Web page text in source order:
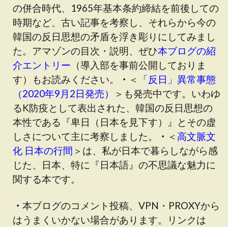
の併合時代、1965年基本条約締結を前後しての
時期など、古い記事を考察し、それらから今の
韓国の反日思想の矛盾を浮き彫りにしてみまし
た。アマゾンの目次・説明、ぜひ本ブログの紹
介エントリー （導入部を事前公開しておりま
す）もお読みください。 ・ ＜
「反日」異常事態
（2020年9月2日発売）
＞も発売中です。いわゆ
るK防疫として表出された、韓国の反日思想の
本性である『卑日（日本を見下す）』とその虚
しさについて主に考察しました。
・ ＜高文脈文
化 日本の行間 ＞は、私が日本で暮らしながら感
じた、日本、特に『日本語』の不思議な魅力に
関する本です。
・ 本ブログのコメント投稿、VPN・PROXYから
はうまくいかない場合があります。リンクは